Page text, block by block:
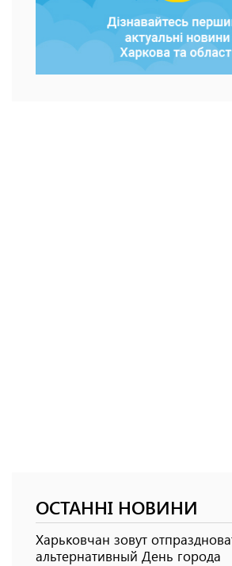
ОСТАННІ НОВИНИ
Харьковчан зовут
альтернативный День города